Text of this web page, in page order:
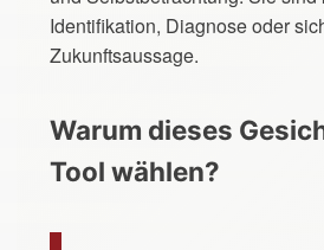
Identifikation, Diagnose oder
Zukunftsaussage.
Warum dieses
Tool wählen?